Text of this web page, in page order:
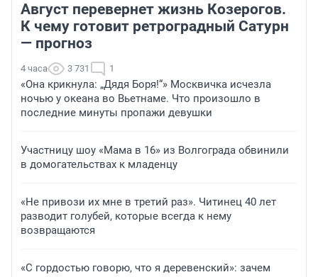
Август перевернет жизнь Козерогов.
К чему готовит ретроградный Сатурн
— прогноз
4 часа 3 731 1
«Она крикнула: „Дядя Боря!“» Москвичка исчезла
ночью у океана во Вьетнаме. Что произошло в
последние минуты пропажи девушки
Участницу шоу «Мама в 16» из Волгограда обвинили
в домогательствах к младенцу
«Не привози их мне в третий раз». Читинец 40 лет
разводит голубей, которые всегда к нему
возвращаются
«С гордостью говорю, что я деревенский»: зачем